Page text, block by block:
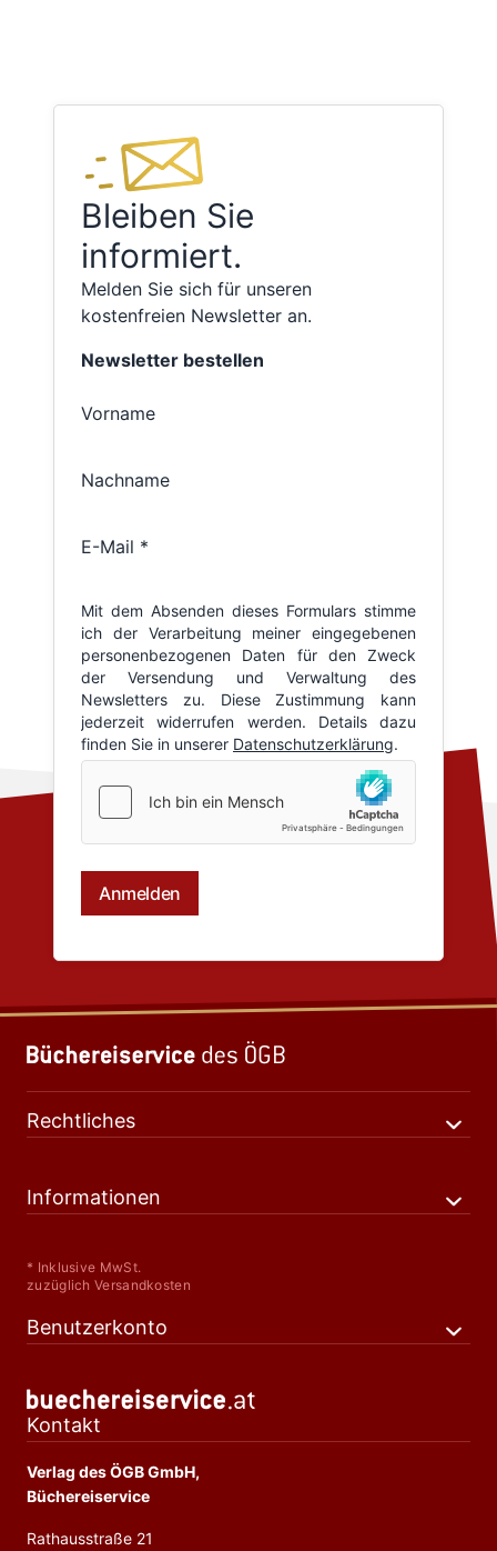
Bleiben Sie
informiert.
Melden Sie sich für unseren
kostenfreien Newsletter an.
Rechtliches
Informationen
* Inklusive MwSt.
zuzüglich Versandkosten
Benutzerkonto
Kontakt
Verlag des ÖGB GmbH,
Büchereiservice
Rathausstraße 21